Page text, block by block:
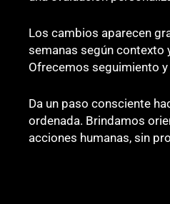
Los cambios aparecen
semanas según contexto
Ofrecemos seguimiento
Da un paso consciente
ordenada. Brindamos
acciones humanas, sin